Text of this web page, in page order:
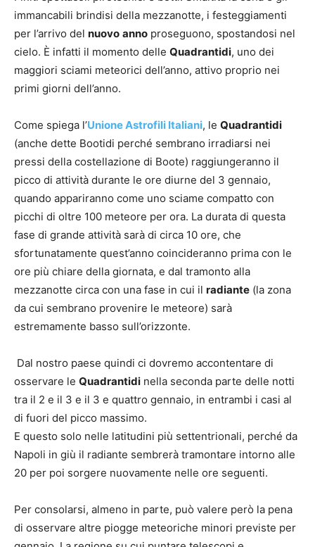
immancabili brindisi della mezzanotte, i festeggiamenti
per l’arrivo del nuovo anno proseguono, spostandosi nel
cielo. È infatti il momento delle Quadrantidi, uno dei
maggiori sciami meteorici dell’anno, attivo proprio nei
primi giorni dell’anno.
Come spiega l’Unione Astrofili Italiani, le Quadrantidi
(anche dette Bootidi perché sembrano irradiarsi nei
pressi della costellazione di Boote) raggiungeranno il
picco di attività durante le ore diurne del 3 gennaio,
quando appariranno come uno sciame compatto con
picchi di oltre 100 meteore per ora. La durata di questa
fase di grande attività sarà di circa 10 ore, che
sfortunatamente quest’anno coincideranno prima con le
ore più chiare della giornata, e dal tramonto alla
mezzanotte circa con una fase in cui il radiante (la zona
da cui sembrano provenire le meteore) sarà
estremamente basso sull’orizzonte.
Dal nostro paese quindi ci dovremo accontentare di
osservare le Quadrantidi nella seconda parte delle notti
tra il 2 e il 3 e il 3 e quattro gennaio, in entrambi i casi al
di fuori del picco massimo.
E questo solo nelle latitudini più settentrionali, perché da
Napoli in giù il radiante sembrerà tramontare intorno alle
20 per poi sorgere nuovamente nelle ore seguenti.
Per consolarsi, almeno in parte, può valere però la pena
di osservare altre piogge meteoriche minori previste per